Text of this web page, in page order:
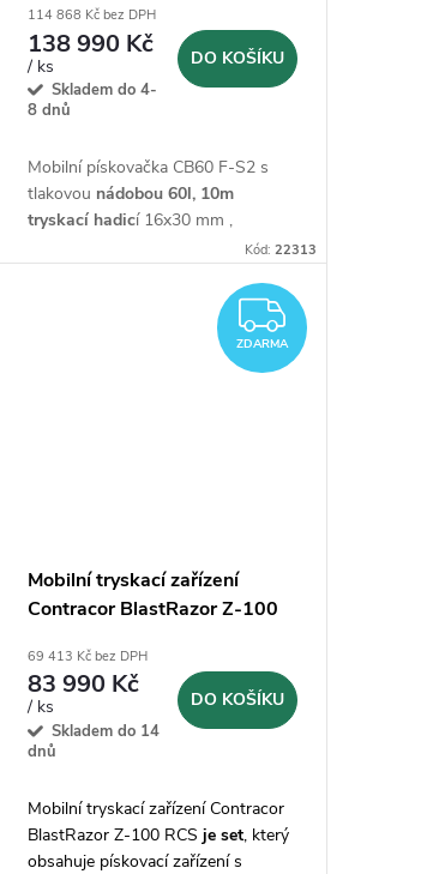
114 868 Kč bez DPH
138 990 Kč
/ ks
Skladem do 4-
8 dnů
DO KOŠÍKU
Mobilní pískovačka CB60 F-S2 s
tlakovou nádobou 60l, 10m
tryskací hadicí 16x30 mm ,
ochrannou
Start/Stop
Kód: 22313
ZDARMA
Mobilní tryskací zařízení
Contracor BlastRazor Z-100
69 413 Kč bez DPH
83 990 Kč
/ ks
Skladem do 14
dnů
DO KOŠÍKU
Mobilní tryskací zařízení Contracor
BlastRazor Z-100 RCS je set, který
obsahuje pískovací zařízení s